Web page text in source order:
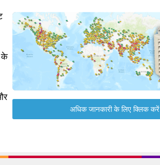
के
अधिक जानकारी के लिए क्लिक करें